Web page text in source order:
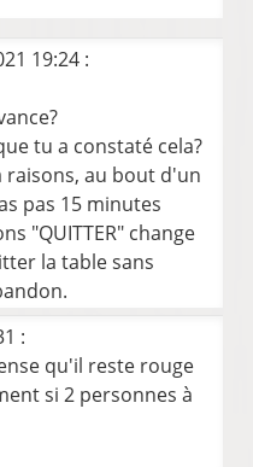
19:24 :
tu a constaté cela?
au bout d'un
pas 15 minutes
"QUITTER" change
la table sans
:
qu'il reste rouge
si 2 personnes à